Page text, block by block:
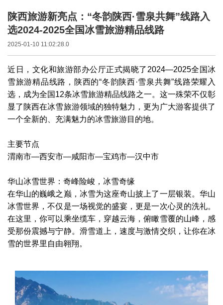
陕西旅游新亮点：“冬韵陕西·雪泉共舞”线路入
选2024-2025全国冰雪旅游精品线路
2025-01-10 11:02:28.0
近日，文化和旅游部办公厅正式揭晓了2024—2025全国冰
雪旅游精品线路，陕西的“冬韵陕西·雪泉共舞”线路荣耀入
选，成为全国12条冰雪旅游精品线路之一。这一殊荣不仅彰
显了陕西在冰雪旅游领域的独特魅力，更为广大游客提供了
一个全新的、充满魅力的冰雪旅游目的地。
主要节点
渭南市—西安市—咸阳市—宝鸡市—汉中市
华山冰雪世界：奇峰险峻，冰雪奇缘
在华山的巍峨之巅，冰雪为这座奇山披上了一层银装。华山
冰雪世界，不仅是一场视觉的盛宴，更是一次心灵的洗礼。
在这里，你可以乘坐缆车，穿越云海，俯瞰雪覆的山峰，感
受那份震撼与宁静。滑雪道上，速度与激情交织，让你在冰
雪的世界里自由翱翔。